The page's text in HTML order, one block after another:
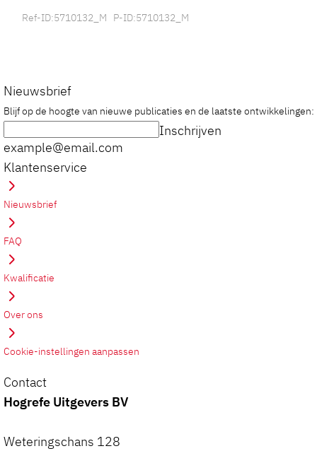
Ref-ID:5710132_M P-ID:5710132_M
Nieuwsbrief
Blijf op de hoogte van nieuwe publicaties en de laatste ontwikkelingen:
example@email.com
Inschrijven
Klantenservice
Nieuwsbrief
FAQ
Kwalificatie
Over ons
Cookie-instellingen aanpassen
Contact
Hogrefe Uitgevers BV
Weteringschans 128